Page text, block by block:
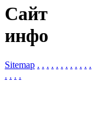
Сайт
инфо
Sitemap . . . . . . . . . . . .
. . . .